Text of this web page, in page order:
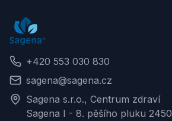
+420 553 030 830
sagena@sagena.cz
Sagena s.r.o., Centrum zdraví
Sagena I - 8. pěšího pluku 2450